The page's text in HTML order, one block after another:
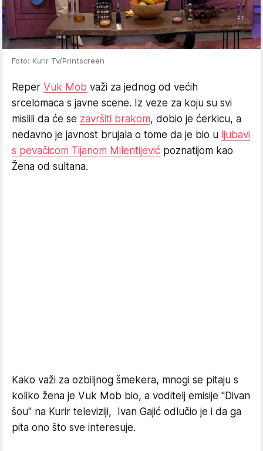
Foto: Kurir Tv/Printscreen
Reper Vuk Mob važi za jednog od većih
srcelomaca s javne scene. Iz veze za koju su svi
mislili da će se završiti brakom, dobio je ćerkicu, a
nedavno je javnost brujala o tome da je bio u ljubavi
s pevačicom Tijanom Milentijević poznatijom kao
Žena od sultana.
Kako važi za ozbiljnog šmekera, mnogi se pitaju s
koliko žena je Vuk Mob bio, a voditelj emisije "Divan
šou" na Kurir televiziji, Ivan Gajić odlučio je i da ga
pita ono što sve interesuje.